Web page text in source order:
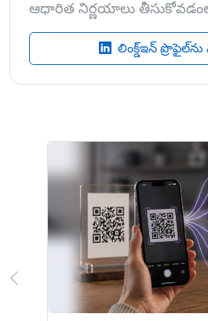
ఆధారిత నిర్ణయాలు
లింక్డ్ఇన్ ప్రొఫైల్‌ను